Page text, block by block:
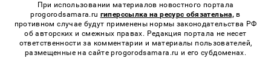
При использовании материалов новостного портала
progorodsamara.ru гиперссылка на ресурс обязательна, в
противном случае будут применены нормы законодательства РФ
об авторских и смежных правах. Редакция портала не несет
ответственности за комментарии и материалы пользователей,
размещенные на сайте progorodsamara.ru и его субдоменах.